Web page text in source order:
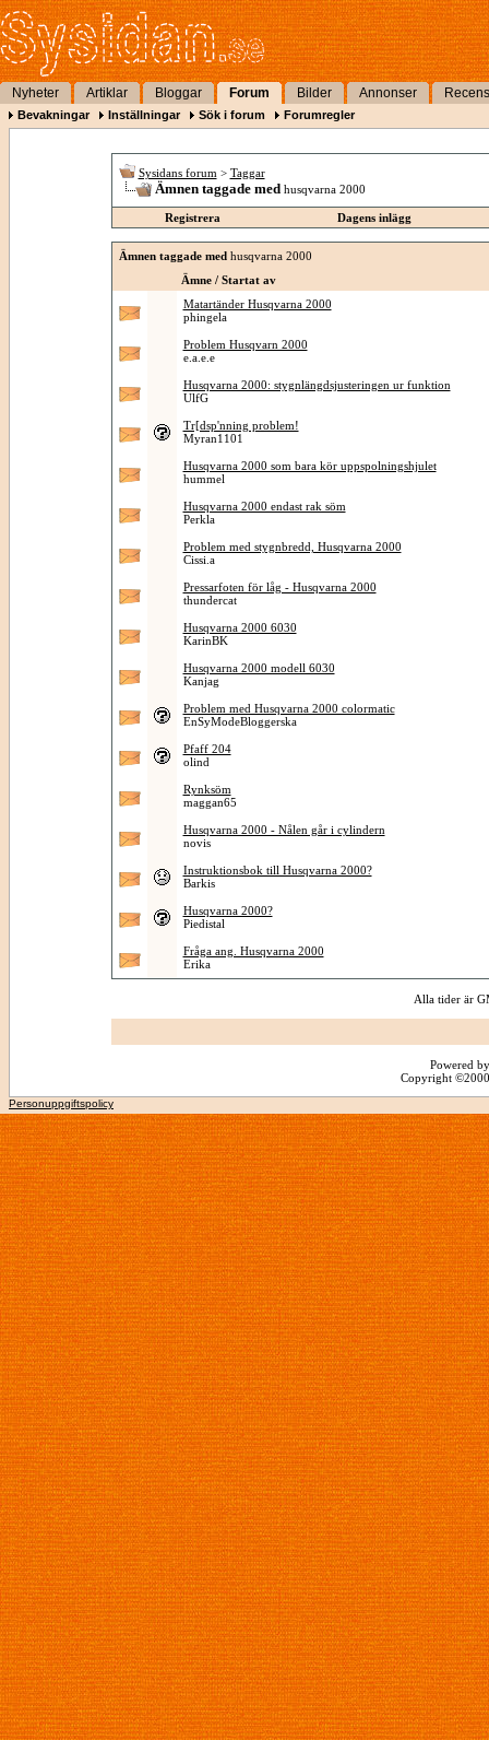
Nyheter Artiklar Bloggar Forum Bilder Annonser
Bevakningar Inställningar Sök i forum Forumregler
Sysidans forum > Taggar
Ämnen taggade med husqvarna 2000
Registrera Dagens inlägg
Ämnen taggade med husqvarna 2000
Ämne / Startat av
Matartänder Husqvarna 2000
phingela
Problem Husqvarn 2000
e.a.e.e
Husqvarna 2000: stygnlängdsjusteringen ur funktion
UlfG
Tr[dsp'nning problem!
Myran1101
Husqvarna 2000 som bara kör uppspolningshjulet
hummel
Husqvarna 2000 endast rak söm
Perkla
Problem med stygnbredd, Husqvarna 2000
Cissi.a
Pressarfoten för låg - Husqvarna 2000
thundercat
Husqvarna 2000 6030
KarinBK
Husqvarna 2000 modell 6030
Kanjag
Problem med Husqvarna 2000 colormatic
EnSyModeBloggerska
Pfaff 204
olind
Rynksöm
maggan65
Husqvarna 2000 - Nålen går i cylindern
novis
Instruktionsbok till Husqvarna 2000?
Barkis
Husqvarna 2000?
Piedistal
Fråga ang. Husqvarna 2000
Erika
Alla tider är
Powered
Copyright
Personuppgiftspolicy